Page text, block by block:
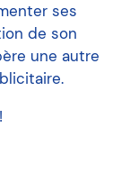
ses
de son
une autre